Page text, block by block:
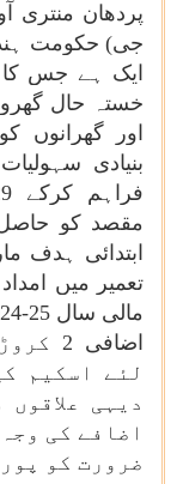
پردھان منتری
جی) حکومت
ایک ہے جس کا
خستہ حال
اور گھرانوں
مقصد کو
تعمیر میں
لئے اسکیم
دیہی
اضافے کی
ضرورت کو